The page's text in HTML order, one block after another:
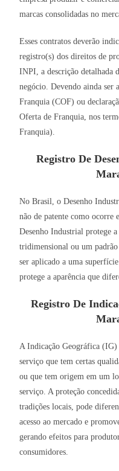
marcas consolidadas no
Esses contratos deverão
registro(s) dos direitos de
INPI, a descrição detalhada
negócio. Devendo ainda ser
Franquia (COF) ou
Oferta de Franquia, nos
Franquia).
Registro De
No Brasil, o Desenho
não de patente como ocorre
Desenho Industrial protege
tridimensional ou um
ser aplicado a uma
protege a aparência que
Registro De
A Indicação Geográfica
serviço que tem certas
ou que tem origem em um
serviço. A proteção
tradições locais, pode
acesso ao mercado e
gerando efeitos para
consumidores.